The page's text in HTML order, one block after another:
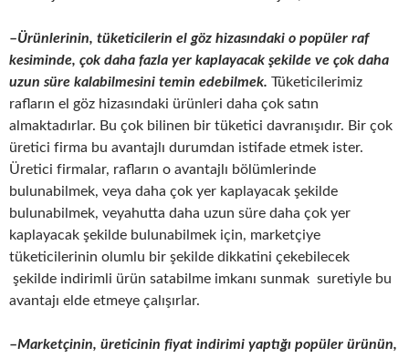
–Ürünlerinin, tüketicilerin el göz hizasındaki o popüler raf
kesiminde, çok daha fazla yer kaplayacak şekilde ve çok daha
uzun süre kalabilmesini temin edebilmek. Tüketicilerimiz
rafların el göz hizasındaki ürünleri daha çok satın
almaktadırlar. Bu çok bilinen bir tüketici davranışıdır. Bir çok
üretici firma bu avantajlı durumdan istifade etmek ister.
Üretici firmalar, rafların o avantajlı bölümlerinde
bulunabilmek, veya daha çok yer kaplayacak şekilde
bulunabilmek, veyahutta daha uzun süre daha çok yer
kaplayacak şekilde bulunabilmek için, marketçiye
tüketicilerinin olumlu bir şekilde dikkatini çekebilecek
şekilde indirimli ürün satabilme imkanı sunmak suretiyle bu
avantajı elde etmeye çalışırlar.
–Marketçinin, üreticinin fiyat indirimi yaptığı popüler ürünün,